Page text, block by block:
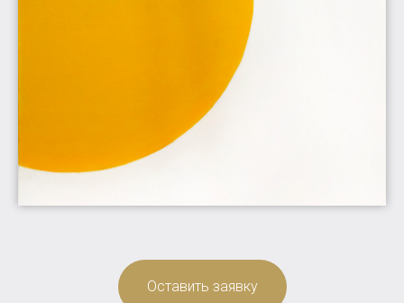
Оставить заявку